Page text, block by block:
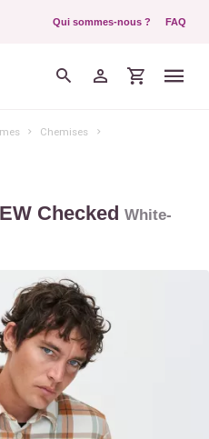
Qui sommes-nous ? FAQ
Chemises
Checked White-